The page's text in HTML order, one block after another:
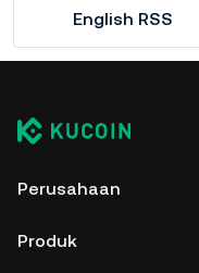
English RSS
Perusahaan
Produk